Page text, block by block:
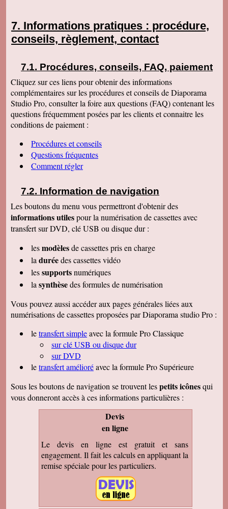
Informations pratiques : procédure,
conseils, règlement, contact
Procédures, conseils, FAQ, paiement
Cliquez sur ces liens pour obtenir des informations
complémentaires sur les procédures et conseils de Diaporama
Studio Pro, consulter la foire aux questions (FAQ) contenant les
questions fréquemment posées par les clients et connaitre les
conditions de paiement :
Procédures et conseils
Questions fréquentes
Comment régler
Information de navigation
Les boutons du menu vous permettront d'obtenir des
informations utilespour la numérisation de cassettes avec
transfert sur DVD, clé USB ou disque dur :
lesmodèlesde cassettes pris en charge
la duréedes cassettes vidéo
lessupportsnumériques
la synthèsedes formules de numérisation
Vous pouvez aussi accéder aux pages générales liées aux
numérisations de cassettes proposées par Diaporama studio Pro :
letransfert simpleavec la formule Pro Classique
sur clé USB ou disque dur
sur DVD
letransfert amélioréavec la formule Pro Supérieure
Sous les boutons de navigation se trouvent lespetits icônesqui
vous donneront accès à ces informations particulières :
Devis
en ligne
Le devis en ligne est gratuit et sans
engagement. Il fait les calculs en appliquant la
remise spéciale pour les particuliers.